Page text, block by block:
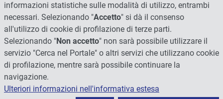
informazioni statistiche sulle modalità di utilizzo, entrambi
necessari. Selezionando "Accetto" si dà il consenso
all'utilizzo di cookie di profilazione di terze parti.
Selezionando "Non accetto" non sarà possibile utilizzare il
servizio "Cerca nel Portale" o altri servizi che utilizzano cookie
di profilazione, mentre sarà possibile continuare la
navigazione.
Ulteriori informazioni nell'informativa estesa